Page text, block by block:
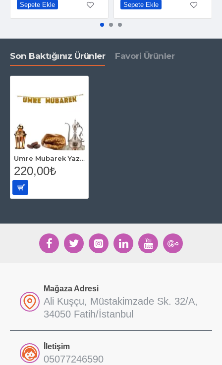
Sepete Ekle Sepete Ekle
Son Baktığınız Ürünler Favori Ürünler
Umre Mubarek Yazısı Gold
220,00₺
Mağaza Adresi
Ali Kuşçu, Müstakimzade Sk. 32/A,
34050 Fatih/İstanbul
İletişim
05077246590